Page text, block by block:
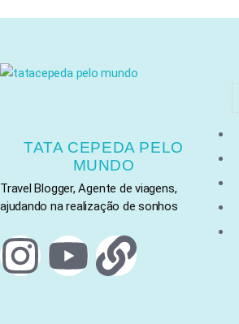
TATA CEPEDA PELO
MUNDO
Travel Blogger, Agente de viagens,
ajudando na realização de sonhos